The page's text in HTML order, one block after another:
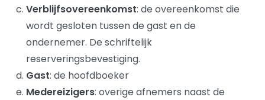
Verblijfsovereenkomst: de overeenkomst die
wordt gesloten tussen de gast en de
ondernemer. De schriftelijk
reserveringsbevestiging.
Gast: de hoofdboeker
Medereizigers: overige afnemers naast de